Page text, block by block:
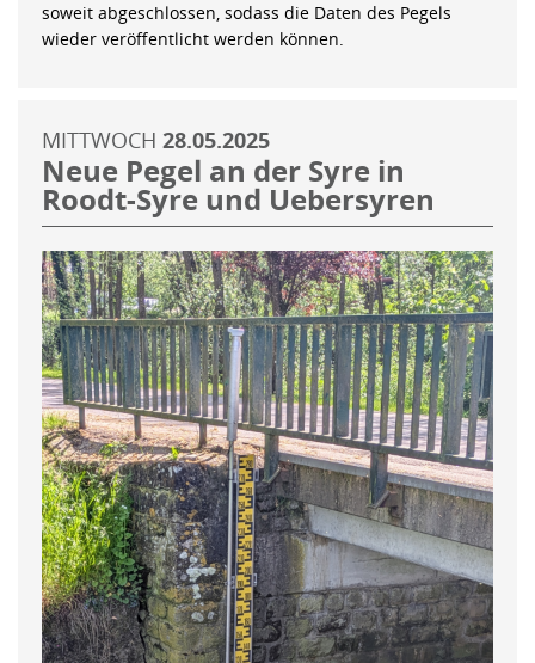
soweit abgeschlossen, sodass die Daten des Pegels
wieder veröffentlicht werden können.
MITTWOCH 28.05.2025
Neue Pegel an der Syre in
Roodt-Syre und Uebersyren